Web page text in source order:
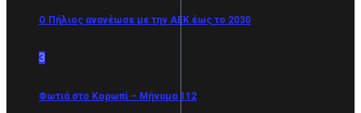
O Πήλιος ανανέωσε με την ΑΕΚ έως το 2030
3
Φωτιά στο Κορωπί – Μήνυμα 112